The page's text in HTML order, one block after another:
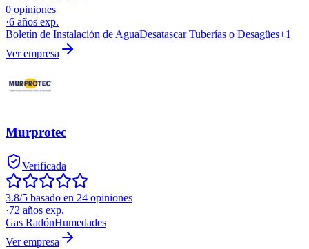
0 opiniones
·6 años exp.
Boletín de Instalación de AguaDesatascar Tuberías o Desagües+1
Ver empresa
Murprotec
Verificada
3.8/5 basado en 24 opiniones
·72 años exp.
Gas RadónHumedades
Ver empresa